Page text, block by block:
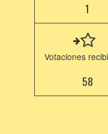
1
Votaciones
58